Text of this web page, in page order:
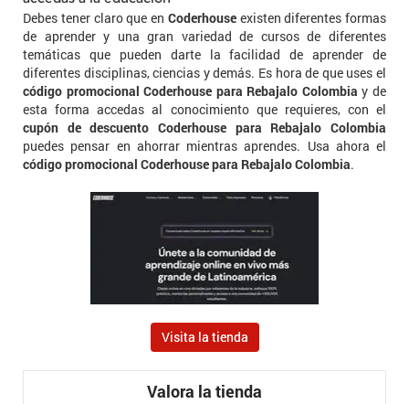
Debes tener claro que en Coderhouseexisten diferentes formas
de aprender y una gran variedad de cursos de diferentes
temáticas que pueden darte la facilidad de aprender de
diferentes disciplinas, ciencias y demás. Es hora de que uses el
código promocional Coderhouse para Rebajalo Colombia y de
esta forma accedas al conocimiento que requieres, con el
cupón de descuento Coderhouse para Rebajalo Colombia
puedes pensar en ahorrar mientras aprendes. Usa ahora el
código promocional Coderhouse para Rebajalo Colombia.
Visita la tienda
Valora la tienda